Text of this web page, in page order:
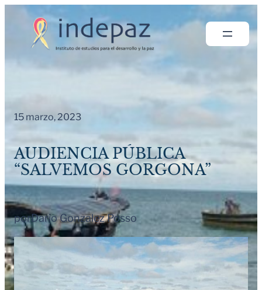
Saltar
15 marzo, 2023
AUDIENCIA PÚBLICA
“SALVEMOS GORGONA”
porDario Gonzalez Posso